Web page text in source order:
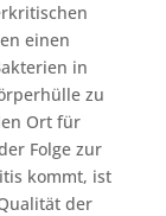
einen
in
zu
Ort für
Folge zur
kommt, ist
der